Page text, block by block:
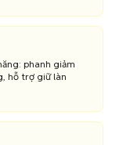
phanh giảm
hỗ trợ giữ làn